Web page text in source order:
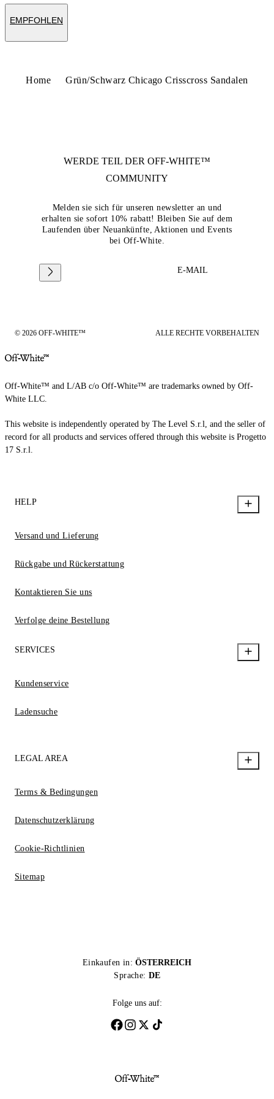
EMPFOHLEN
Home Grün/Schwarz Chicago Crisscross Sandalen
WERDE TEIL DER OFF-WHITE™
COMMUNITY
Melden sie sich für unseren newsletter an und
erhalten sie sofort 10% rabatt! Bleiben Sie auf dem
Laufenden über Neuankünfte, Aktionen und Events
bei Off-White.
E-MAIL
© 2026 OFF-WHITE™ ALLE RECHTE VORBEHALTEN
Off-White™ and L/AB c/o Off-White™ are trademarks owned by Off-
White LLC.
This website is independently operated by The Level S.r.l, and the seller of
record for all products and services offered through this website is Progetto
17 S.r.l.
HELP
Versand und Lieferung
Rückgabe und Rückerstattung
Kontaktieren Sie uns
Verfolge deine Bestellung
SERVICES
Kundenservice
Ladensuche
LEGAL AREA
Terms & Bedingungen
Datenschutzerklärung
Cookie-Richtlinien
Sitemap
Einkaufen in: ÖSTERREICH
Sprache: DE
Folge uns auf: